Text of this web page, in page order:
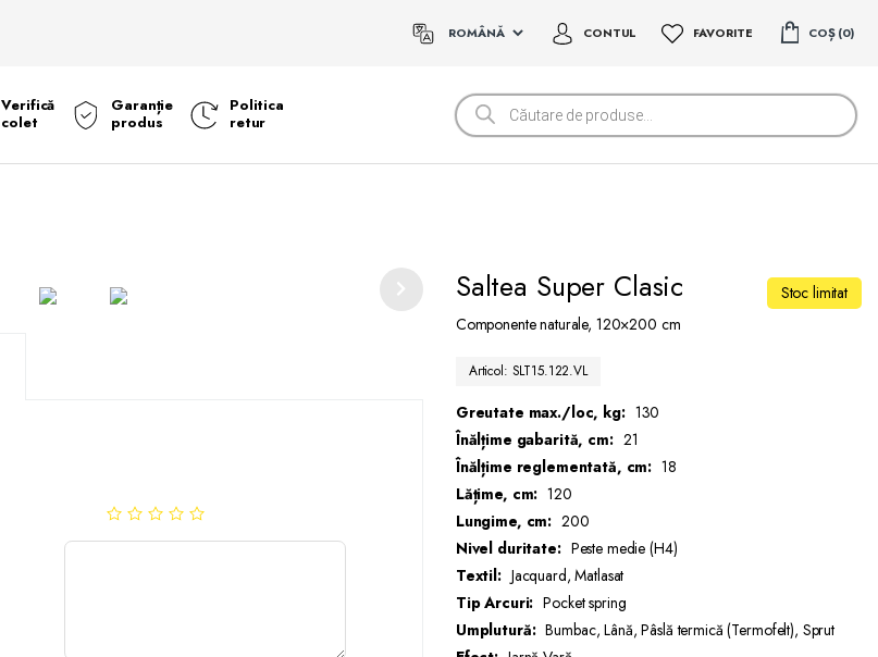
CONTUL FAVORITE COȘ 0
Verifică
colet
Garanție
produs
Politica
retur
Products
search
Saltea Super Clasic
Componente naturale, 120×200 cm
Articol: SLT15.122.VL
Greutate max./loc, kg: 130
Înălțime gabarită, cm: 21
Înălțime reglementată, cm: 18
Lățime, cm: 120
Lungime, cm: 200
Nivel duritate: Peste medie (H4)
Textil: Jacquard, Matlasat
Tip Arcuri: Pocket spring
Umplutură: Bumbac, Lână, Pâslă termică (Termofelt), Sprut
Stoc limitat